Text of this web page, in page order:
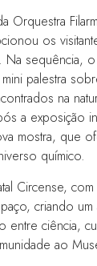
Orquestra
os
sequência, o
palestra
na
a exposição
mostra, que
químico.
Circense, com
criando um
entre ciência,
ao